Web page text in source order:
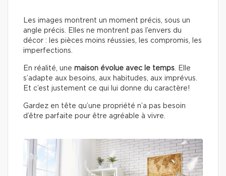
Les images montrent un moment précis, sous un
angle précis. Elles ne montrent pas l’envers du
décor : les pièces moins réussies, les compromis, les
imperfections.
En réalité, une maison évolue avec le temps . Elle
s’adapte aux besoins, aux habitudes, aux imprévus.
Et c’est justement ce qui lui donne du caractère!
Gardez en tête qu’une propriété n’a pas besoin
d’être parfaite pour être agréable à vivre.